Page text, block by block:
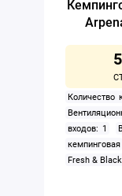
Количество
входов: 1
кемпинговая
Fresh & Black